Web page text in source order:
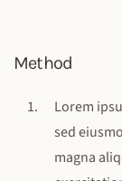
Method
Lorem
sed
magna